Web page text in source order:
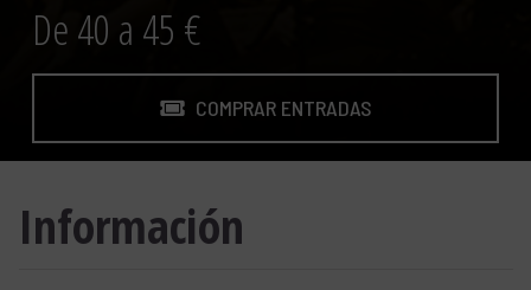
De 40 a 45 €
COMPRAR ENTRADAS
Información